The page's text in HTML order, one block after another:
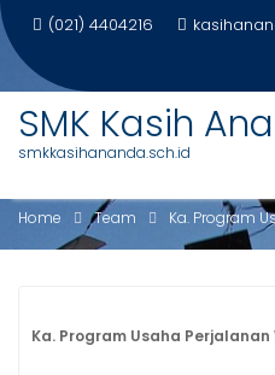
Skip
to
content
(021) 4404216
SMK Kasih
smkkasihananda.sch.id
KA. PROGRAM
PERJALANAN
Home Team Ka. Program
Ka. Program Usaha